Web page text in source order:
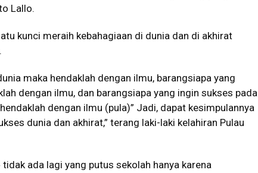
Lallo.
kunci meraih kebahagiaan di dunia dan di akhirat
maka hendaklah dengan ilmu, barangsiapa yang
dengan ilmu, dan barangsiapa yang ingin sukses pada
dengan ilmu (pula)” Jadi, dapat kesimpulannya
dunia dan akhirat,” terang laki-laki kelahiran Pulau
ada lagi yang putus sekolah hanya karena